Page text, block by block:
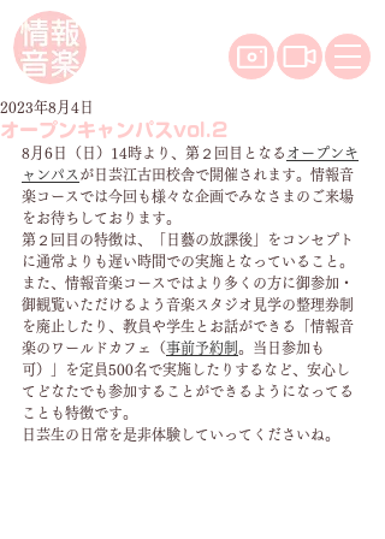
オープンキャンパスvol.2
2023年8月4日
8月6日（日）14時より、第２回目となる オープンキ
ャンパス が日芸江古田校舎で開催されます。情報音
楽コースでは今回も様々な企画でみなさまのご来場
をお待ちしております。
第２回目の特徴は、「日藝の放課後」をコンセプト
に通常よりも遅い時間での実施となっていること。
また、情報音楽コースではより多くの方に御参加・
御観覧いただけるよう音楽スタジオ見学の整理券制
を廃止したり、教員や学生とお話ができる「情報音
楽のワールドカフェ（事前予約制 。当日参加も
可）」を定員500名で実施したりするなど、安心し
てどなたでも参加することができるようになってる
ことも特徴です。
日芸生の日常を是非体験していってくださいね。